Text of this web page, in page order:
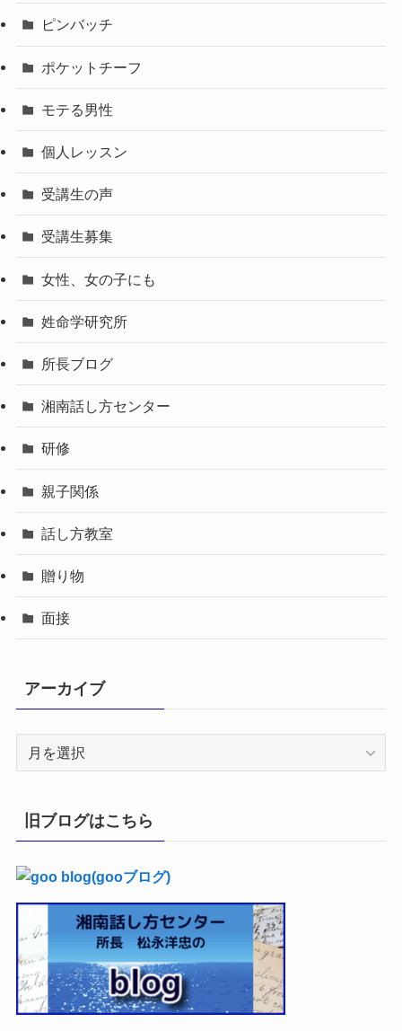
ピンバッチ
ポケットチーフ
モテる男性
個人レッスン
受講生の声
受講生募集
女性、女の子にも
姓命学研究所
所長ブログ
湘南話し方センター
研修
親子関係
話し方教室
贈り物
面接
アーカイブ
イ
ブ
旧ブログはこちら